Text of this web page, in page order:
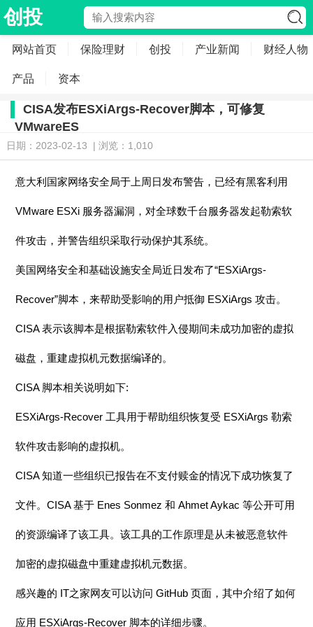
创投
网站首页 保险理财 创投 产业新闻 财经人物
产品 资本
CISA发布ESXiArgs-Recover脚本，可修复
VMwareES
日期：2023-02-13 | 浏览：1,010
意大利国家网络安全局于上周日发布警告，已经有黑客利用
VMware ESXi 服务器漏洞，对全球数千台服务器发起勒索软
件攻击，并警告组织采取行动保护其系统。
美国网络安全和基础设施安全局近日发布了“ESXiArgs-
Recover”脚本，来帮助受影响的用户抵御 ESXiArgs 攻击。
CISA 表示该脚本是根据勒索软件入侵期间未成功加密的虚拟
磁盘，重建虚拟机元数据编译的。
CISA 脚本相关说明如下:
ESXiArgs-Recover 工具用于帮助组织恢复受 ESXiArgs 勒索
软件攻击影响的虚拟机。
CISA 知道一些组织已报告在不支付赎金的情况下成功恢复了
文件。CISA 基于 Enes Sonmez 和 Ahmet Aykac 等公开可用
的资源编译了该工具。该工具的工作原理是从未被恶意软件
加密的虚拟磁盘中重建虚拟机元数据。
感兴趣的 IT之家网友可以访问 GitHub 页面，其中介绍了如何
应用 ESXiArgs-Recover 脚本的详细步骤。